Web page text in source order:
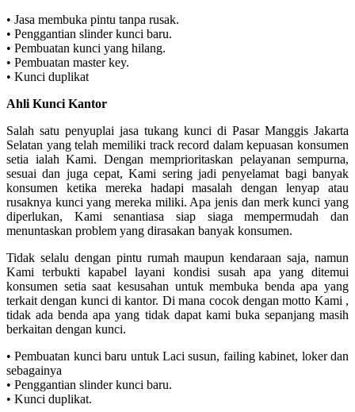
• Jasa membuka pintu tanpa rusak.
• Penggantian slinder kunci baru.
• Pembuatan kunci yang hilang.
• Pembuatan master key.
• Kunci duplikat
Ahli Kunci Kantor
Salah satu penyuplai jasa tukang kunci di Pasar Manggis Jakarta
Selatan yang telah memiliki track record dalam kepuasan konsumen
setia ialah Kami. Dengan memprioritaskan pelayanan sempurna,
sesuai dan juga cepat, Kami sering jadi penyelamat bagi banyak
konsumen ketika mereka hadapi masalah dengan lenyap atau
rusaknya kunci yang mereka miliki. Apa jenis dan merk kunci yang
diperlukan, Kami senantiasa siap siaga mempermudah dan
menuntaskan problem yang dirasakan banyak konsumen.
Tidak selalu dengan pintu rumah maupun kendaraan saja, namun
Kami terbukti kapabel layani kondisi susah apa yang ditemui
konsumen setia saat kesusahan untuk membuka benda apa yang
terkait dengan kunci di kantor. Di mana cocok dengan motto Kami ,
tidak ada benda apa yang tidak dapat kami buka sepanjang masih
berkaitan dengan kunci.
• Pembuatan kunci baru untuk Laci susun, failing kabinet, loker dan
sebagainya
• Penggantian slinder kunci baru.
• Kunci duplikat.